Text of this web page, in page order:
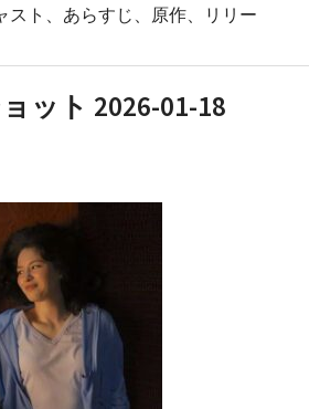
ト、あらすじ、原作、リリー
ット 2026-01-18